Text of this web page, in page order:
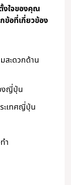
งใจของคุณ
ข้อที่เกี่ยวข้อง
สะดวกด้าน
งญี่ปุ่น
ะเทศญี่ปุ่น
ำ